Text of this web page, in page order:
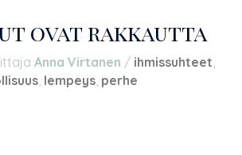
ovat rakkautta
Anna Virtanen / ihmissuhteet,
, lempeys, perhe